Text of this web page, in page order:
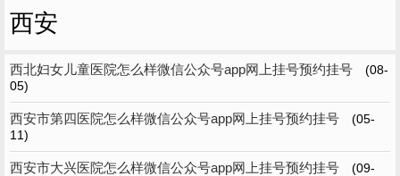
西安
西北妇女儿童医院怎么样微信公众号app网上挂号预约挂号
(08-
05)
西安市第四医院怎么样微信公众号app网上挂号预约挂号
(05-
11)
西安市大兴医院怎么样微信公众号app网上挂号预约挂号
(09-